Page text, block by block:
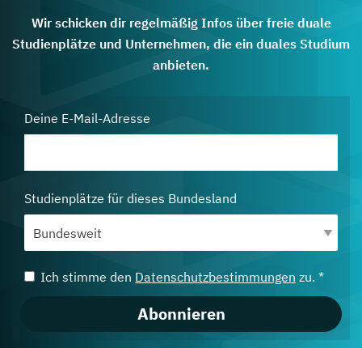
Wir schicken dir regelmäßig Infos über freie duale
Studienplätze und Unternehmen, die ein duales Studium
anbieten.
Deine E-Mail-Adresse
Studienplätze für dieses Bundesland
Ich stimme den Datenschutzbestimmungen zu. *
Abonnieren